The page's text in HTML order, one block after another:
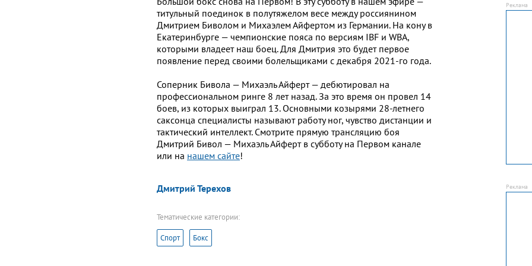
титульный поединок в полутяжелом весе между россиянином
Дмитрием Биволом и Михаэлем Айфертом из Германии. На кону в
Екатеринбурге — чемпионские пояса по версиям IBF и WBA,
которыми владеет наш боец. Для Дмитрия это будет первое
появление перед своими болельщиками с декабря 2021-го года.
Соперник Бивола — Михаэль Айферт — дебютировал на
профессиональном ринге 8 лет назад. За это время он провел 14
боев, из которых выиграл 13. Основными козырями 28-летнего
саксонца специалисты называют работу ног, чувство дистанции и
тактический интеллект. Смотрите прямую трансляцию боя
Дмитрий Бивол — Михаэль Айферт в субботу на Первом канале
или на нашем сайте!
Дмитрий Терехов
Тематические категории:
Спорт Бокс